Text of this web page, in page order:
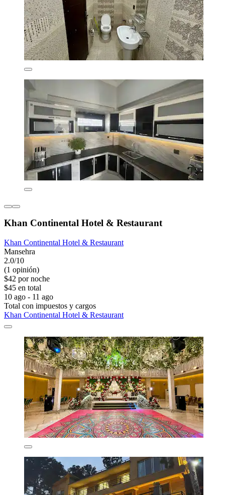
Khan Continental Hotel & Restaurant
Khan Continental Hotel & Restaurant
Mansehra
2.0/10
(1 opinión)
$42 por noche
$45 en total
10 ago - 11 ago
Total con impuestos y cargos
Khan Continental Hotel & Restaurant